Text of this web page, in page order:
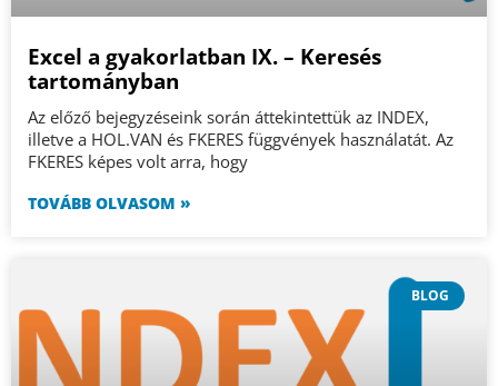
Excel a gyakorlatban IX. – Keresés
tartományban
Az előző bejegyzéseink során áttekintettük az INDEX,
illetve a HOL.VAN és FKERES függvények használatát. Az
FKERES képes volt arra, hogy
TOVÁBB OLVASOM »
BLOG